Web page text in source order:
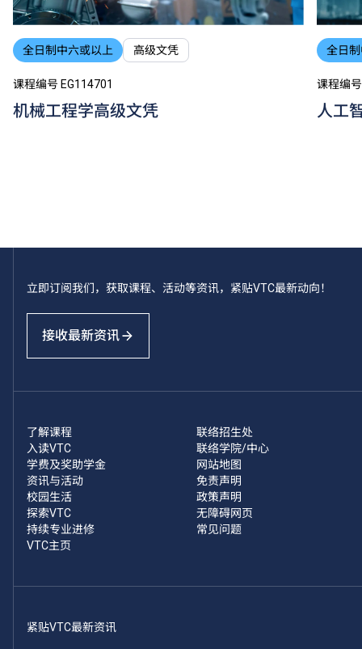
全日制中六或以上 高级文凭
课程编号 EG114701
机械工程学高级文凭
全日
课程编
人工
立即订阅我们，获取课程、活动等资讯，紧贴VTC最新动向！
接收最新资讯
了解课程
入读VTC
学费及奖助学金
资讯与活动
校园生活
探索VTC
持续专业进修
VTC主页
联络招生处
联络学院/中心
网站地图
免责声明
政策声明
无障碍网页
常见问题
紧贴VTC最新资讯